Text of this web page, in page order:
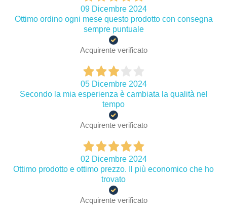
09 Dicembre 2024
Ottimo ordino ogni mese questo prodotto con consegna
sempre puntuale
Acquirente verificato
05 Dicembre 2024
Secondo la mia esperienza è cambiata la qualità nel
tempo
Acquirente verificato
02 Dicembre 2024
Ottimo prodotto e ottimo prezzo. Il più economico che ho
trovato
Acquirente verificato